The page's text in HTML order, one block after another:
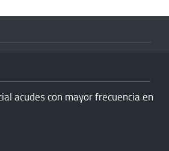
acudes con mayor frecuencia en